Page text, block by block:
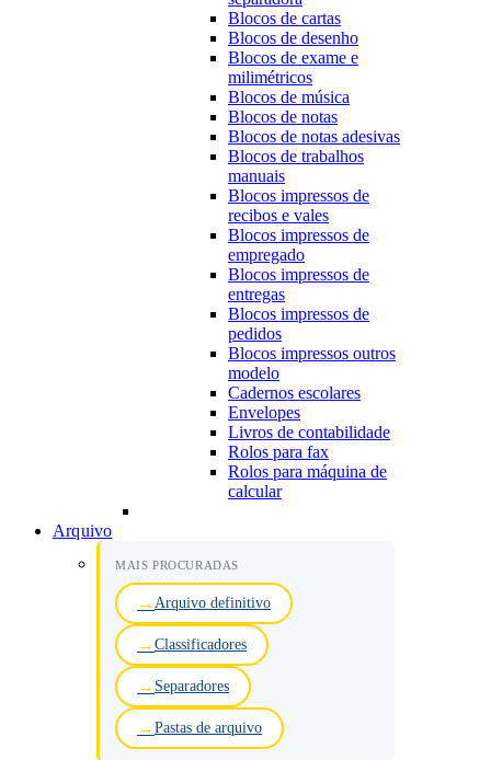
Blocos de cartas
Blocos de desenho
Blocos de exame e
milimétricos
Blocos de música
Blocos de notas
Blocos de notas adesivas
Blocos de trabalhos
manuais
Blocos impressos de
recibos e vales
Blocos impressos de
empregado
Blocos impressos de
entregas
Blocos impressos de
pedidos
Blocos impressos outros
modelo
Cadernos escolares
Envelopes
Livros de contabilidade
Rolos para fax
Rolos para máquina de
calcular
Arquivo
MAIS PROCURADAS
Arquivo definitivo
Classificadores
Separadores
Pastas de arquivo